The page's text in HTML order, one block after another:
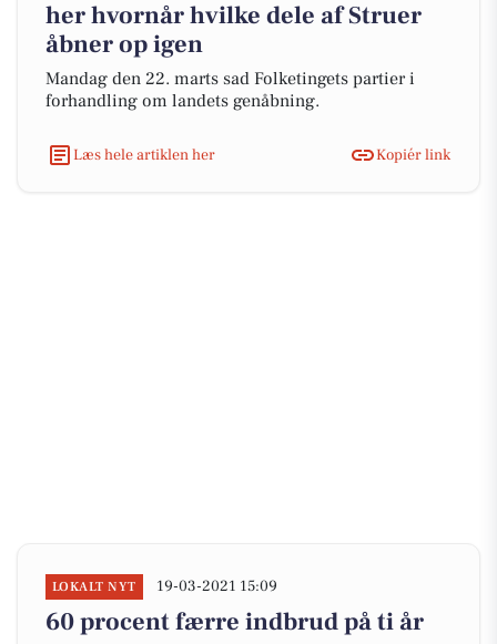
her hvornår hvilke dele af Struer
åbner op igen
Mandag den 22. marts sad Folketingets partier i
forhandling om landets genåbning.
Læs hele artiklen her Kopiér link
LOKALT NYT 19-03-2021 15:09
60 procent færre indbrud på ti år